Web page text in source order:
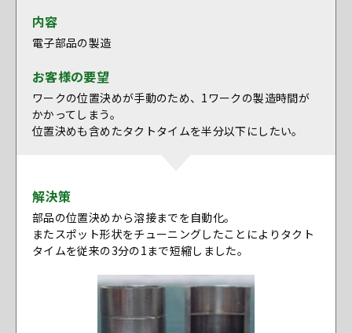
内容
電子部品の製造
お客様の要望
ワークの位置決めが手動のため、1ワークの製造時間が
かかってしまう。
位置決めも含めたタクトタイムを半分以下にしたい。
解決策
部品の位置決めから溶接までを自動化。
またスポット形状をチューニングしたことによりタクト
タイムを従来の3分の1まで短縮しました。